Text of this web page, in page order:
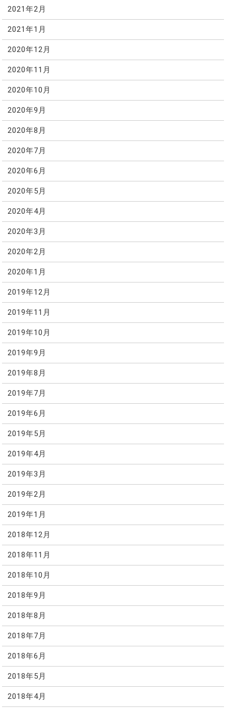
2021年2月
2021年1月
2020年12月
2020年11月
2020年10月
2020年9月
2020年8月
2020年7月
2020年6月
2020年5月
2020年4月
2020年3月
2020年2月
2020年1月
2019年12月
2019年11月
2019年10月
2019年9月
2019年8月
2019年7月
2019年6月
2019年5月
2019年4月
2019年3月
2019年2月
2019年1月
2018年12月
2018年11月
2018年10月
2018年9月
2018年8月
2018年7月
2018年6月
2018年5月
2018年4月